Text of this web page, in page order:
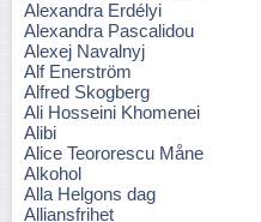
Alexandra Erdélyi
Alexandra Pascalidou
Alexej Navalnyj
Alf Enerström
Alfred Skogberg
Ali Hosseini Khomenei
Alibi
Alice Teororescu Måne
Alkohol
Alla Helgons dag
Alliansfrihet